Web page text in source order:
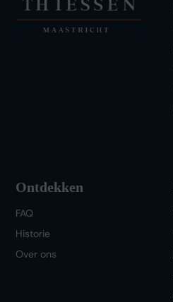
Ontdekken
FAQ
Historie
Over ons